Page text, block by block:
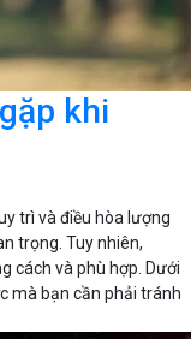
khi
trì và điều hòa lượng
trọng. Tuy nhiên,
cách và phù hợp. Dưới
mà bạn cần phải tránh